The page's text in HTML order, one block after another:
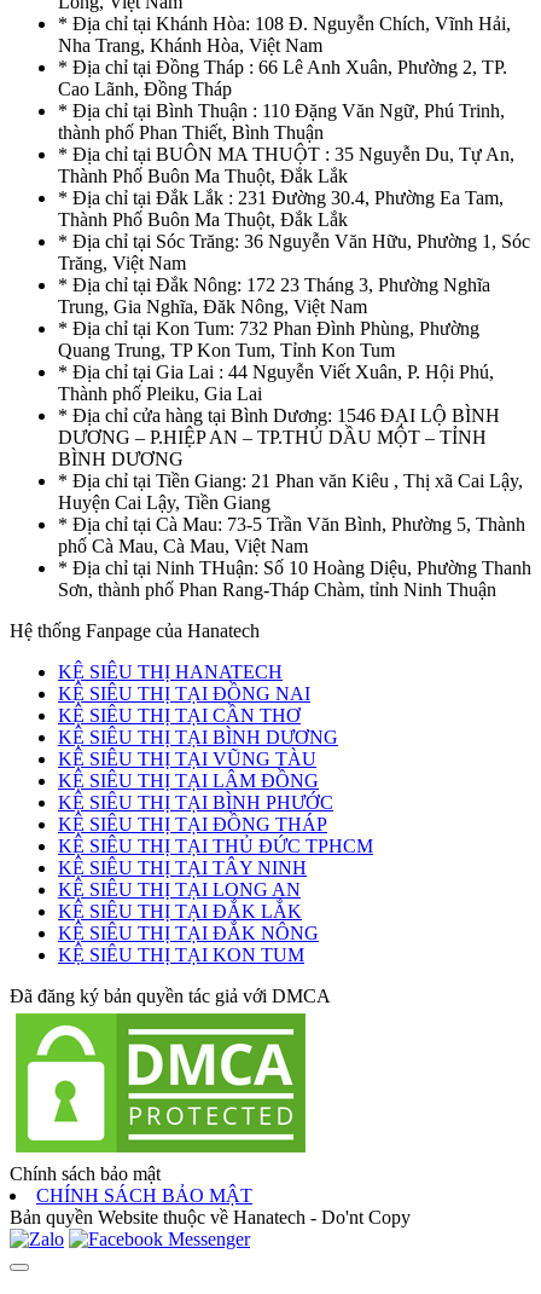
* Địa chỉ tại Khánh Hòa: 108 Đ. Nguyễn Chích, Vĩnh Hải,
Nha Trang, Khánh Hòa, Việt Nam
* Địa chỉ tại Đồng Tháp : 66 Lê Anh Xuân, Phường 2, TP.
Cao Lãnh, Đồng Tháp
* Địa chỉ tại Bình Thuận : 110 Đặng Văn Ngữ, Phú Trinh,
thành phố Phan Thiết, Bình Thuận
* Địa chỉ tại BUÔN MA THUỘT : 35 Nguyễn Du, Tự An,
Thành Phố Buôn Ma Thuột, Đắk Lắk
* Địa chỉ tại Đắk Lắk : 231 Đường 30.4, Phường Ea Tam,
Thành Phố Buôn Ma Thuột, Đắk Lắk
* Địa chỉ tại Sóc Trăng: 36 Nguyễn Văn Hữu, Phường 1, Sóc
Trăng, Việt Nam
* Địa chỉ tại Đắk Nông: 172 23 Tháng 3, Phường Nghĩa
Trung, Gia Nghĩa, Đăk Nông, Việt Nam
* Địa chỉ tại Kon Tum: 732 Phan Đình Phùng, Phường
Quang Trung, TP Kon Tum, Tỉnh Kon Tum
* Địa chỉ tại Gia Lai : 44 Nguyễn Viết Xuân, P. Hội Phú,
Thành phố Pleiku, Gia Lai
* Địa chỉ cửa hàng tại Bình Dương: 1546 ĐẠI LỘ BÌNH
DƯƠNG – P.HIỆP AN – TP.THỦ DẦU MỘT – TỈNH
BÌNH DƯƠNG
* Địa chỉ tại Tiền Giang: 21 Phan văn Kiêu , Thị xã Cai Lậy,
Huyện Cai Lậy, Tiền Giang
* Địa chỉ tại Cà Mau: 73-5 Trần Văn Bình, Phường 5, Thành
phố Cà Mau, Cà Mau, Việt Nam
* Địa chỉ tại Ninh THuận: Số 10 Hoàng Diệu, Phường Thanh
Sơn, thành phố Phan Rang-Tháp Chàm, tỉnh Ninh Thuận
Hệ thống Fanpage của Hanatech
KỆ SIÊU THỊ HANATECH
KỆ SIÊU THỊ TẠI ĐỒNG NAI
KỆ SIÊU THỊ TẠI CẦN THƠ
KỆ SIÊU THỊ TẠI BÌNH DƯƠNG
KỆ SIÊU THỊ TẠI VŨNG TÀU
KỆ SIÊU THỊ TẠI LÂM ĐỒNG
KỆ SIÊU THỊ TẠI BÌNH PHƯỚC
KỆ SIÊU THỊ TẠI ĐỒNG THÁP
KỆ SIÊU THỊ TẠI THỦ ĐỨC TPHCM
KỆ SIÊU THỊ TẠI TÂY NINH
KỆ SIÊU THỊ TẠI LONG AN
KỆ SIÊU THỊ TẠI ĐẮK LẮK
KỆ SIÊU THỊ TẠI ĐẮK NÔNG
KỆ SIÊU THỊ TẠI KON TUM
Đã đăng ký bản quyền tác giả với DMCA
Chính sách bảo mật
CHÍNH SÁCH BẢO MẬT
Bản quyền Website thuộc về Hanatech - Do'nt Copy